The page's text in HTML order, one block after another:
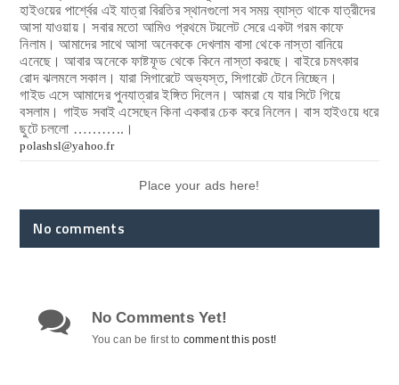
হাইওয়ের পার্শ্বের এই যাত্রা বিরতির স্থানগুলো সব সময় ব্যাস্ত থাকে যাত্রীদের
আসা যাওয়ায়। সবার মতো আমিও প্রথমে টয়লেট সেরে একটা গরম কাফে
নিলাম। আমাদের সাথে আসা অনেককে দেখলাম বাসা থেকে নাস্তা বানিয়ে
এনেছে। আবার অনেকে ফাষ্টফূড থেকে কিনে নাস্তা করছে। বাইরে চমৎকার
রোদ ঝলমলে সকাল। যারা সিগারেটে অভ্যস্ত, সিগারেট টেনে নিচ্ছেন।
গাইড এসে আমাদের পুনযাত্রার ইঙ্গিত দিলেন। আমরা যে যার সিটে গিয়ে
বসলাম। গাইড সবাই এসেছেন কিনা একবার চেক করে নিলেন। বাস হাইওয়ে ধরে
ছুটে চললো ………..।
polashsl@yahoo.fr
Place your ads here!
No comments
No Comments Yet!
You can be first to comment this post!